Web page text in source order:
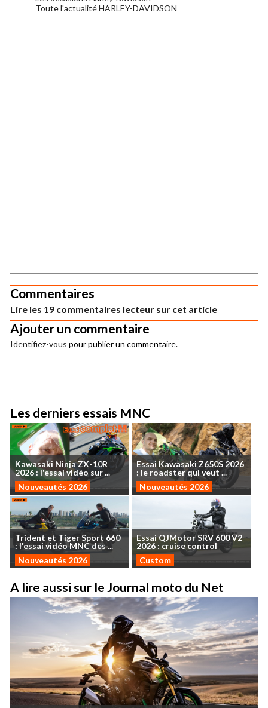
Toute l'actualité HARLEY-DAVIDSON
Commentaires
Lire les 19 commentaires lecteur sur cet article
Ajouter un commentaire
Identifiez-vous pour publier un commentaire.
Les derniers essais MNC
Kawasaki NinjaZX-10R
2026: l'essaividéo sur...
Nouveautés 2026
Essai KawasakiZ650S 2026
: le roadsterquiveut ...
Nouveautés 2026
Trident et TigerSport 660
: l'essaividéoMNCdes...
Nouveautés 2026
EssaiQJMotorSRV 600V2
2026 : cruise control
Custom
A lire aussi sur le Journal moto du Net